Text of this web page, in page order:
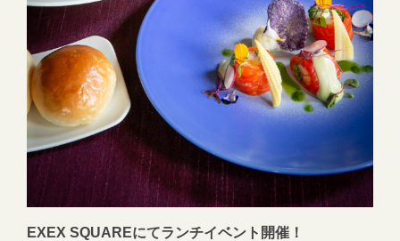
EXEX SQUAREにてランチイベント開催！